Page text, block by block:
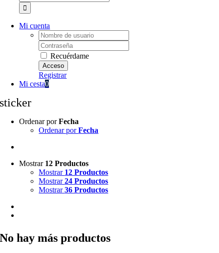
Mi cuenta
Username:
Password:
Recuérdame
Registrar
Mi cesta0
sticker
Ordenar porFecha
Ordenar porFecha
Mostrar 12 Productos
Mostrar 12 Productos
Mostrar24 Productos
Mostrar36 Productos
No hay más productos